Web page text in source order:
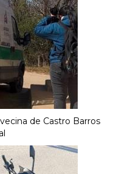
de Castro Barros